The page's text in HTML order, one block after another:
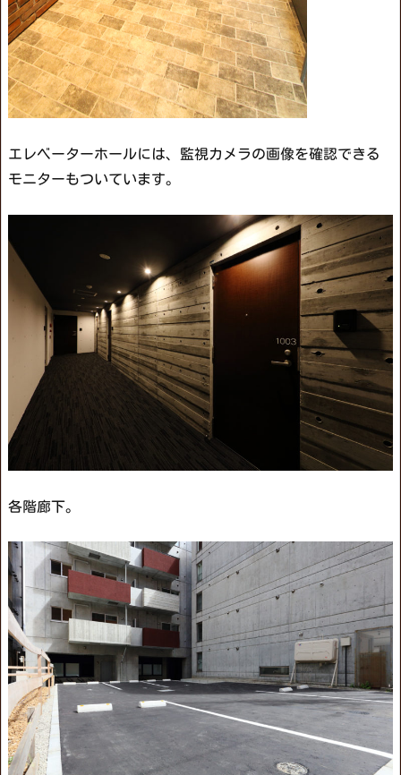
エレベーターホールには、監視カメラの画像を確認できる
モニターもついています。
各階廊下。